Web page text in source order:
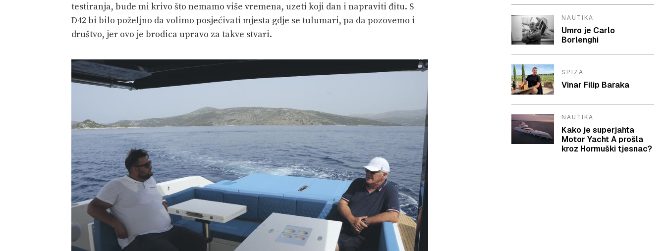
testiranja, bude mi krivo što nemamo više vremena, uzeti koji dan i napraviti đitu. S
D42 bi bilo poželjno da volimo posjećivati mjesta gdje se tulumari, pa da pozovemo i
društvo, jer ovo je brodica upravo za takve stvari.
NAUTIKA
Umro je Carlo
Borlenghi
SPIZA
Vinar Filip Baraka
NAUTIKA
Kako je superjahta
Motor Yacht A prošla
kroz Hormuški tjesnac?